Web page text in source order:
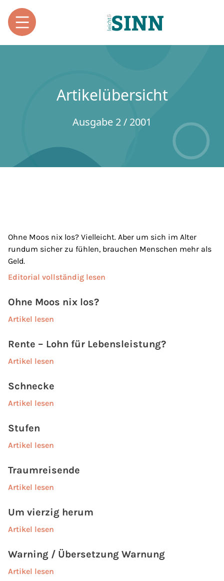
Artikelübersicht
Ausgabe 2 / 2001
Ohne Moos nix los? Vielleicht. Aber um sich im Alter
rundum sicher zu fühlen, brauchen Menschen mehr als
Geld.
Editorial vollständig lesen
Ohne Moos nix los?
Artikel lesen
Rente – Lohn für Lebensleistung?
Artikel lesen
Schnecke
Artikel lesen
Stufen
Artikel lesen
Traumreisende
Artikel lesen
Um vierzig herum
Artikel lesen
Warning / Übersetzung Warnung
Artikel lesen